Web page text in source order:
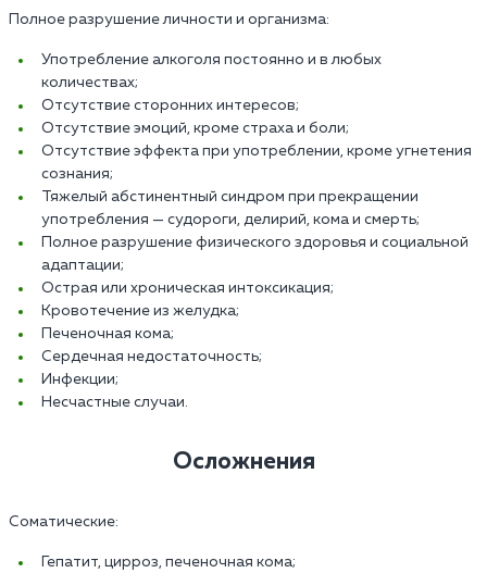
Полное разрушение личности и организма:
Употребление алкоголя постоянно и в любых
количествах;
Отсутствие сторонних интересов;
Отсутствие эмоций, кроме страха и боли;
Отсутствие эффекта при употреблении, кроме угнетения
сознания;
Тяжелый абстинентный синдром при прекращении
употребления — судороги, делирий, кома и смерть;
Полное разрушение физического здоровья и социальной
адаптации;
Острая или хроническая интоксикация;
Кровотечение из желудка;
Печеночная кома;
Сердечная недостаточность;
Инфекции;
Несчастные случаи.
Осложнения
Соматические:
Гепатит, цирроз, печеночная кома;